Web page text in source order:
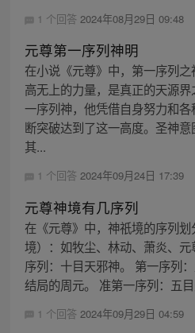
1 个回答 2024年08月29日 09:48
元尊第一序列神明
在小说《元尊》中，第一序列
高无上的力量，是真正的天源
一序列神，他凭借自身努力和
断突破达到了这一高度。圣神
其...
1 个回答 2024年09月24日 17:39
元尊神境有几序列
在《元尊》中，神祇境的序列
境）：如牧尘、林动、萧炎、
序列：十目天邪神。 第一序列
结局的周元。 准第一序列：五
1 个回答 2024年09月29日 04:59